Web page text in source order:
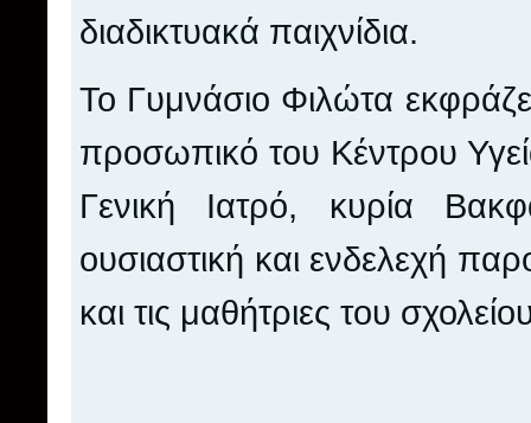
διαδικτυακά παιχνίδια.
Το Γυμνάσιο Φιλώτα
προσωπικό του Κέντρου
Γενική Ιατρό, κυρία
ουσιαστική και ενδελεχή
και τις μαθήτριες του